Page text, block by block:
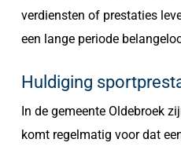
verdiensten of prestaties
een lange periode
Huldiging
In de gemeente Oldebroek
komt regelmatig voor dat